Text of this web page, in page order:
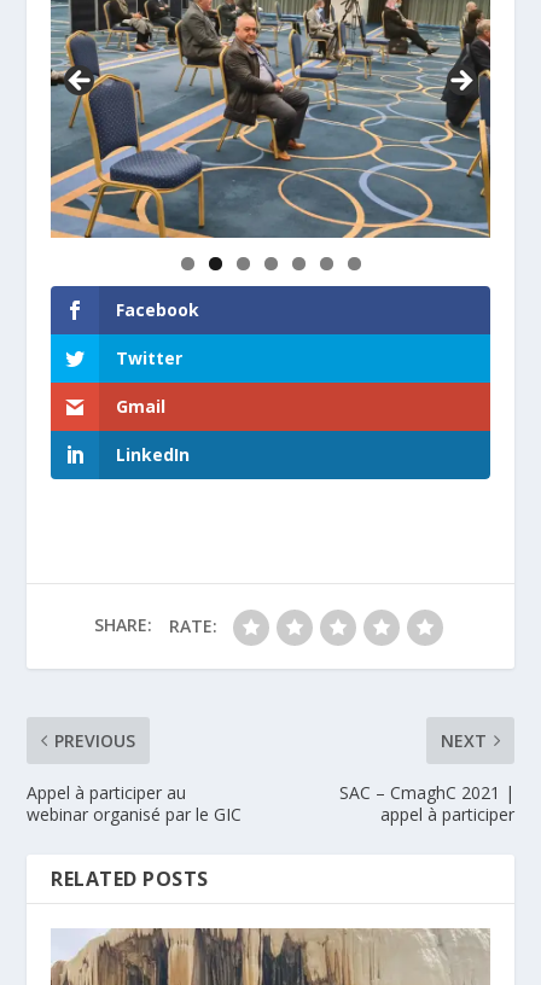
Facebook
Twitter
Gmail
LinkedIn
SHARE: RATE:
PREVIOUS
Appel à participer au
webinar organisé par le GIC
NEXT
SAC – CmaghC 2021 |
appel à participer
RELATED POSTS